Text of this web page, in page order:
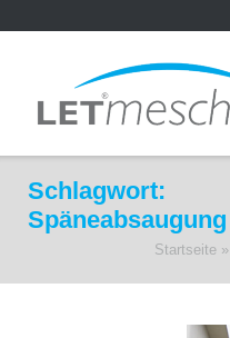
Schlagwort:
Späneabsaugung
Startseite»